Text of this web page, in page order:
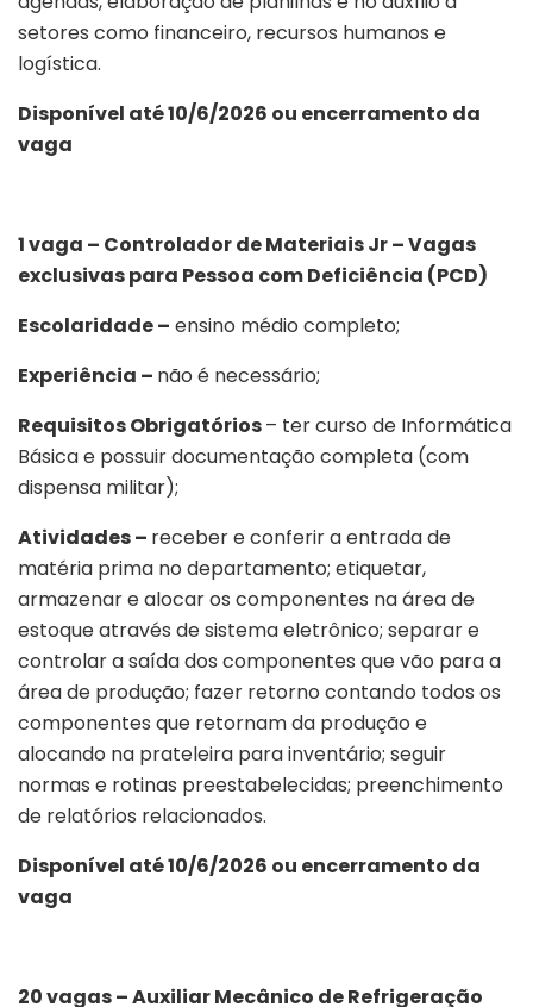
setores como financeiro, recursos humanos e
logística.
Disponível até 10/6/2026 ou encerramento da
vaga
1 vaga – Controlador de Materiais Jr – Vagas
exclusivas para Pessoa com Deficiência (PCD)
Escolaridade – ensino médio completo;
Experiência – não é necessário;
Requisitos Obrigatórios– ter curso de Informática
Básica e possuir documentação completa (com
dispensa militar);
Atividades – receber e conferir a entrada de
matéria prima no departamento; etiquetar,
armazenar e alocar os componentes na área de
estoque através de sistema eletrônico; separar e
controlar a saída dos componentes que vão para a
área de produção; fazer retorno contando todos os
componentes que retornam da produção e
alocando na prateleira para inventário; seguir
normas e rotinas preestabelecidas; preenchimento
de relatórios relacionados.
Disponível até 10/6/2026 ou encerramento da
vaga
20 vagas – Auxiliar Mecânico de Refrigeração